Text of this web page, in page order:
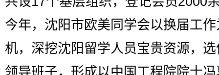
今年，沈阳市欧美同学会以换届工
机，深挖沈阳留学人员宝贵资源，
领导班子，形成以中国工程院院士